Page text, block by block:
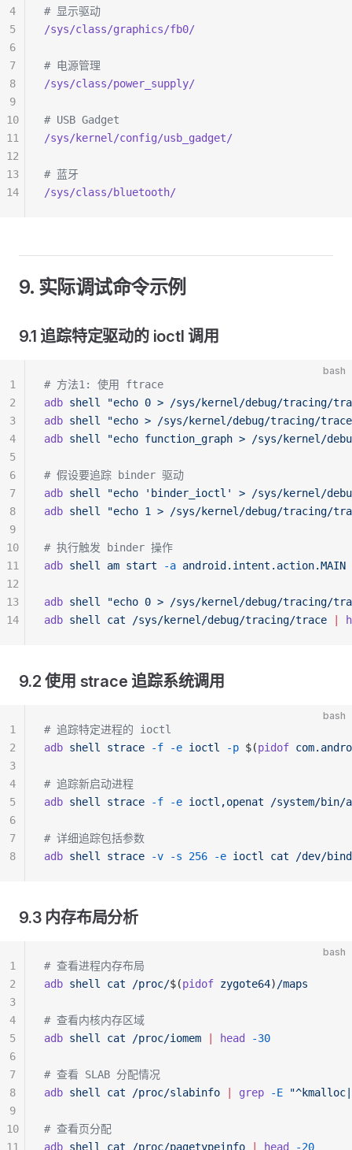
# 显示驱动
/sys/class/graphics/fb0/
# 电源管理
/sys/class/power_supply/
# USB Gadget
/sys/kernel/config/usb_gadget/
# 蓝牙
/sys/class/bluetooth/
4
5
6
7
8
9
10
11
12
13
14
9. 实际调试命令示例
9.1 追踪特定驱动的 ioctl 调用
bash
# 方法1: 使用 ftrace
adb shell
"echo 0 > /sys/kernel/debug/tracing/
adb shell
"echo > /sys/kernel/debug/tracing/
adb shell "echo function_graph > /sys/kernel/
# 假设要追踪 binder 驱动
adb shell
"echo 'binder_ioctl' > /sys/kernel/
adb shell "echo 1 > /sys/kernel/debug/tracing/
# 执行触发 binder 操作
adb shell am start -a android.intent.action.MAIN
adb shell
"echo 0 > /sys/kernel/debug/tracing/
adb shell cat /sys/kernel/debug/tracing/trace
1
2
3
4
5
6
7
8
9
10
11
12
13
14
9.2 使用 strace 追踪系统调用
bash
# 追踪特定进程的 ioctl
adb shell strace -f -e ioctl -p $(pidof
# 追踪新启动进程
adb shell strace -f -e ioctl,openat /system/bin/
# 详细追踪包括参数
adb shell strace -v -s 256 -e ioctl cat /dev/
1
2
3
4
5
6
7
8
9.3 内存布局分析
bash
# 查看进程内存布局
adb shell cat /proc/$(pidof zygote64) /maps
# 查看内核内存区域
adb shell cat /proc/iomem head -30
# 查看 SLAB 分配情况
adb shell cat /proc/slabinfo grep -E
# 查看页分配
adb shell cat /proc/pagetypeinfo head -20
1
2
3
4
5
6
7
8
9
10
11